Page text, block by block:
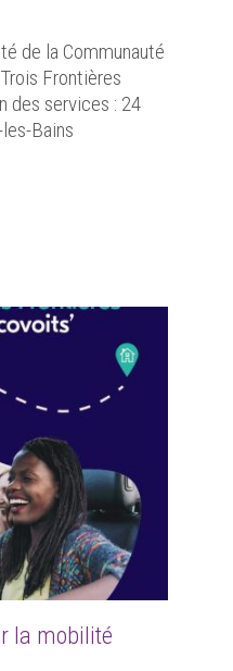
de la Communauté
Frontières
des services : 24
Bains
la mobilité